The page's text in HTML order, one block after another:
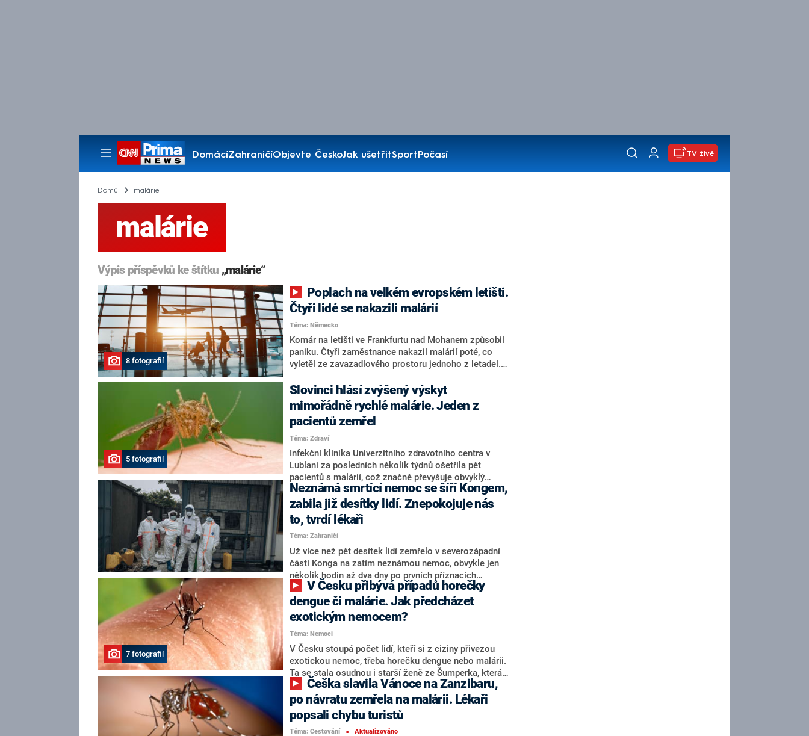
DomácíZahraničíObjevte ČeskoJak ušetřitSportPočasí
Pořady
TV živě
Domů malárie
malárie
Výpis příspěvků ke štítku „malárie“
8 fotografií
Čtyři lidé se nakazili malárií
Téma: Německo
Komár na letišti ve Frankfurtu nad Mohanem způsobil
paniku. Čtyři zaměstnance nakazil malárií poté, co
vyletěl ze zavazadlového prostoru jednoho z letadel.
pečlivě sledovali svůj zdravotní stav. Informoval o tom
web Frankfurt Journal.
5 fotografií
Slovinci hlásí zvýšený výskyt
mimořádně rychlé malárie. Jeden z
pacientů zemřel
Téma: Zdraví
Infekční klinika Univerzitního zdravotního centra v
Lublani za posledních několik týdnů ošetřila pět
pacientů s malárií, což značně převyšuje obvyklý
výskyt této nemoci ve Slovinsku. Choroba si navíc již
vyžádala první oběť, která tak je první v zemi za
posledních třicet let. Informoval slovinský web 24ur.
Neznámá smrtící nemoc se šíří Kongem,
zabila již desítky lidí. Znepokojuje nás
to, tvrdí lékaři
Téma: Zahraničí
Už více než pět desítek lidí zemřelo v severozápadní
části Konga na zatím neznámou nemoc, obvykle jen
několik hodin až dva dny po prvních příznacích
onemocnění. S odkazem na lékaře na místě a
Světovou zdravotnickou organizaci (WHO) to napsala
agentura AP.
7 fotografií
dengue či malárie. Jak předcházet
exotickým nemocem?
Téma: Nemoci
V Česku stoupá počet lidí, kteří si z ciziny přivezou
exotickou nemoc, třeba horečku dengue nebo malárii.
Ta se stala osudnou i starší ženě ze Šumperka, která
slavila Vánoce na Zanzibaru a po návratu zemřela v
nemocnici. Podle odborníků je při cestách za exotikou
klíčová prevence, včetně potřebných očkování nebo
antimalarik.
po návratu zemřela na malárii. Lékaři
popsali chybu turistů
Téma: Cestování ■ Aktualizováno